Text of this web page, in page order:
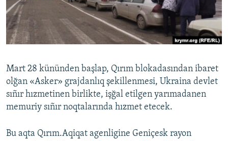
Українською
QOŞULIÑIZ!
RFE/RS bütün saytları
Mart 28 kününden başlap, Qırım blokadasından ibaret
olğan «Asker» grajdanlıq şekillenmesi, Ukraina devlet
sıñır hızmetinen birlikte, işğal etilgen yarımadanen
memuriy sıñır noqtalarında hızmet etecek.
Bu aqta Qırım.Aqiqat agenligine Geniçesk rayon